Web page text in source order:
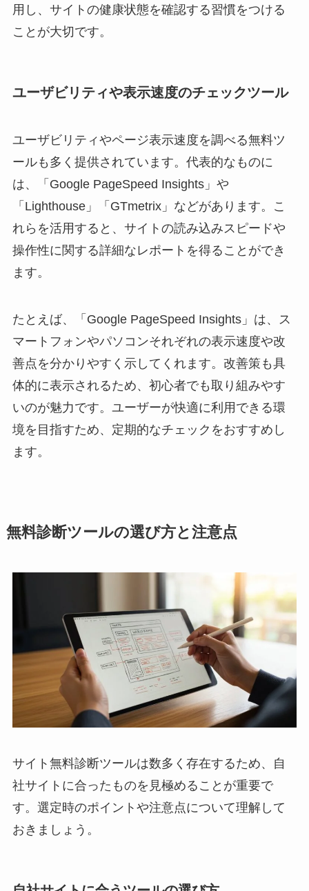
用し、サイトの健康状態を確認する習慣をつける
ことが大切です。
ユーザビリティや表示速度のチェックツール
ユーザビリティやページ表示速度を調べる無料ツ
ールも多く提供されています。代表的なものに
は、「Google PageSpeed Insights」や
「Lighthouse」「GTmetrix」などがあります。こ
れらを活用すると、サイトの読み込みスピードや
操作性に関する詳細なレポートを得ることができ
ます。
たとえば、「Google PageSpeed Insights」は、ス
マートフォンやパソコンそれぞれの表示速度や改
善点を分かりやすく示してくれます。改善策も具
体的に表示されるため、初心者でも取り組みやす
いのが魅力です。ユーザーが快適に利用できる環
境を目指すため、定期的なチェックをおすすめし
ます。
無料診断ツールの選び方と注意点
サイト無料診断ツールは数多く存在するため、自
社サイトに合ったものを見極めることが重要で
す。選定時のポイントや注意点について理解して
おきましょう。